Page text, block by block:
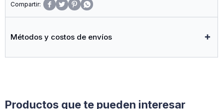
   
Métodos y costos de envíos
Productos que te pueden interesar